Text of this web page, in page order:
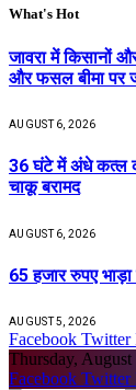
What's Hot
जावरा में किसानों
और फसल बीमा पर
AUGUST 6, 2026
36 घंटे में अंधे कत्ल
चाकू बरामद
AUGUST 6, 2026
65 हजार रुपए
AUGUST 5, 2026
Facebook Twitter
Thursday, August
Facebook Twitter